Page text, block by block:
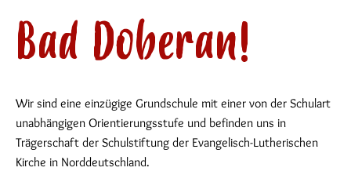
Bad Doberan!
Wir sind eine einzügige Grundschule mit einer von der Schulart
unabhängigen Orientierungsstufe und befinden uns in
Trägerschaft der Schulstiftung der Evangelisch-Lutherischen
Kirche in Norddeutschland.